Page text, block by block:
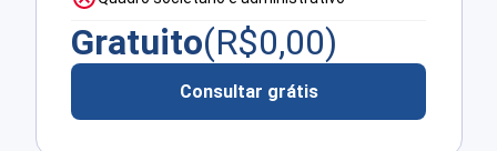
Gratuito(R$0,00)
Consultar grátis